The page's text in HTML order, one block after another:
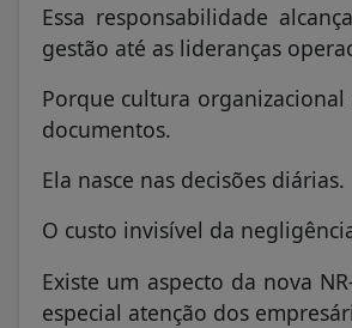
Essa responsabilidade
gestão até as lideranças
Porque cultura organizacional
documentos.
Ela nasce nas decisões diárias.
O custo invisível da
Existe um aspecto da nova
especial atenção dos